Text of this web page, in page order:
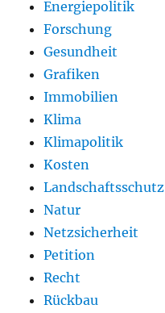
Energiepolitik
Forschung
Gesundheit
Grafiken
Immobilien
Klima
Klimapolitik
Kosten
Landschaftsschutz
Natur
Netzsicherheit
Petition
Recht
Rückbau